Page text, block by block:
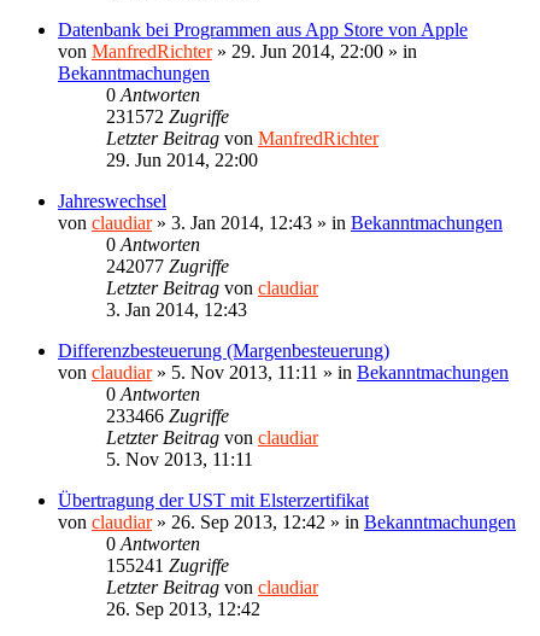
Datenbank bei Programmen aus App Store von Apple
von ManfredRichter» 29. Jun 2014, 22:00 » in
Bekanntmachungen
0 Antworten
231572 Zugriffe
Letzter Beitrag von ManfredRichter
29. Jun 2014, 22:00
Jahreswechsel
von claudiar» 3. Jan 2014, 12:43 » in Bekanntmachungen
0 Antworten
242077 Zugriffe
Letzter Beitrag von claudiar
3. Jan 2014, 12:43
Differenzbesteuerung (Margenbesteuerung)
von claudiar» 5. Nov 2013, 11:11 » in Bekanntmachungen
0 Antworten
233466 Zugriffe
Letzter Beitrag von claudiar
5. Nov 2013, 11:11
Übertragung der UST mit Elsterzertifikat
von claudiar» 26. Sep 2013, 12:42 » in Bekanntmachungen
0 Antworten
155241 Zugriffe
Letzter Beitrag von claudiar
26. Sep 2013, 12:42